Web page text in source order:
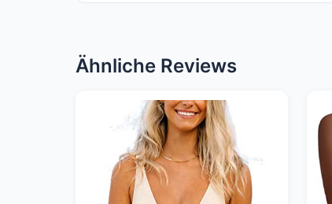
Ähnliche Reviews